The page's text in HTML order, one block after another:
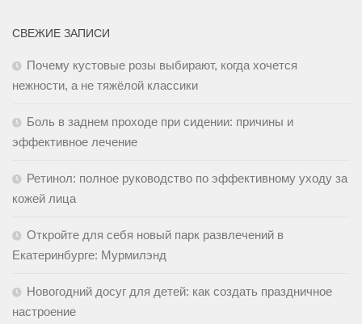
СВЕЖИЕ ЗАПИСИ
Почему кустовые розы выбирают, когда хочется
нежности, а не тяжёлой классики
Боль в заднем проходе при сидении: причины и
эффективное лечение
Ретинол: полное руководство по эффективному уходу за
кожей лица
Откройте для себя новый парк развлечений в
Екатеринбурге: Мурмилэнд
Новогодний досуг для детей: как создать праздничное
настроение